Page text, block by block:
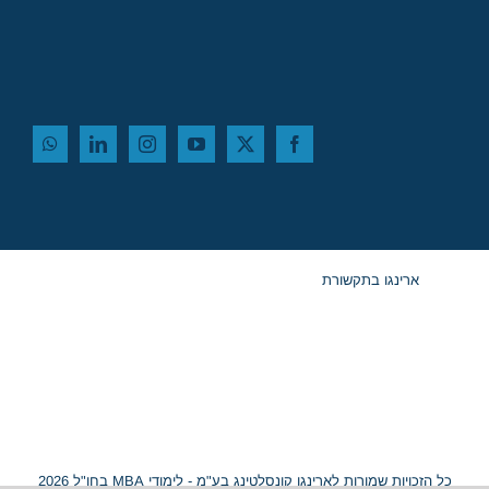
ארינגו בתקשורת
כל הזכויות שמורות לארינגו קונסלטינג בע"מ - לימודי MBA בחו"ל 2026